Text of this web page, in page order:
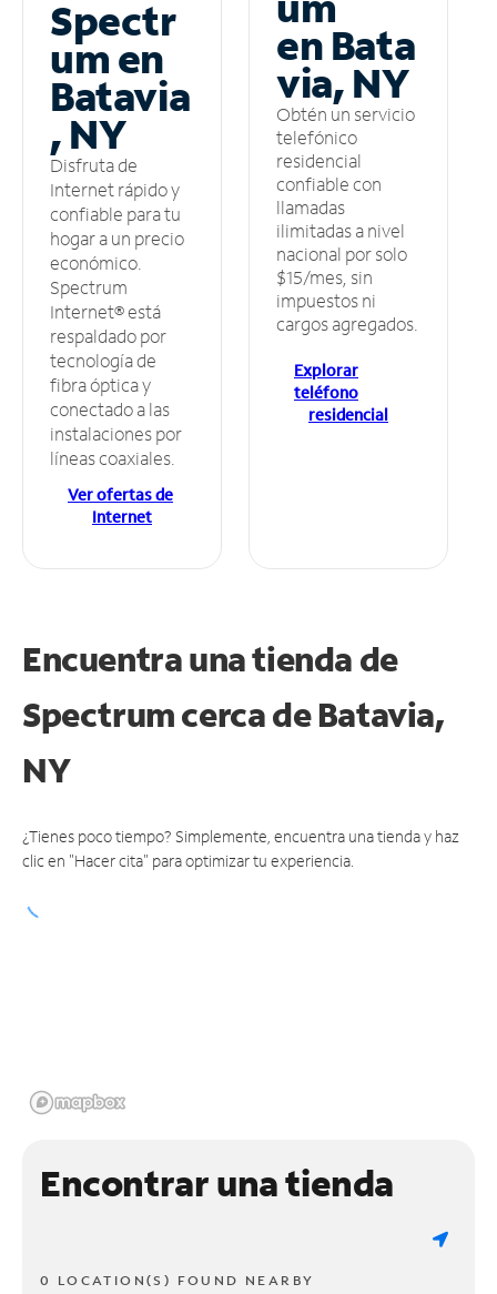
Spectr
um en
Batavia
, NY
Disfruta de
Internet rápido y
confiable para tu
hogar a un precio
económico.
Spectrum
Internet® está
respaldado por
tecnología de
fibra óptica y
conectado a las
instalaciones por
líneas coaxiales.
Ver ofertas de
Internet
en Bata
via, NY
Obtén un servicio
telefónico
residencial
confiable con
llamadas
ilimitadas a nivel
nacional por solo
$15/mes, sin
impuestos ni
cargos agregados.
Explorar
teléfono
residencial
Encuentra una tienda de
Spectrumcerca de Batavia,
NY
¿Tienes poco tiempo? Simplemente, encuentra una tienda y haz
clic en "Hacer cita" para optimizar tu experiencia.
Encontrar una tienda
0 LOCATION(S) FOUND NEARBY